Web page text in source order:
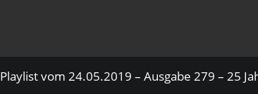
Playlist vom 24.05.2019 – Ausgabe 279 – 25